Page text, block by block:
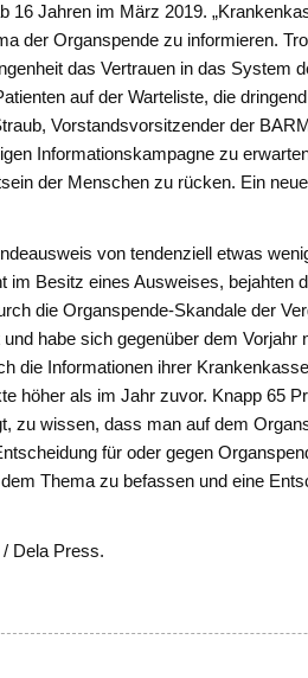
Jahren im März 2019.
der Organspende zu informieren.
das Vertrauen in das System
auf der Warteliste, die
Vorstandsvorsitzender der
Informationskampagne zu
der Menschen zu rücken. Ein
von tendenziell etwas
Besitz eines Ausweises, bejahten
die Organspende-Skandale der
habe sich gegenüber dem Vorjahr
die Informationen ihrer
höher als im Jahr zuvor. Knapp 65
zu wissen, dass man auf dem
für oder gegen
Thema zu befassen und eine
Dela Press.